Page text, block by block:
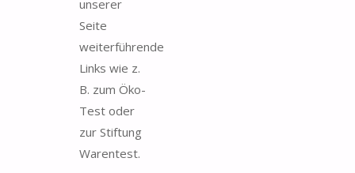
unserer
Seite
weiterführende
Links wie z.
B. zum Öko-
Test oder
zur Stiftung
Warentest.